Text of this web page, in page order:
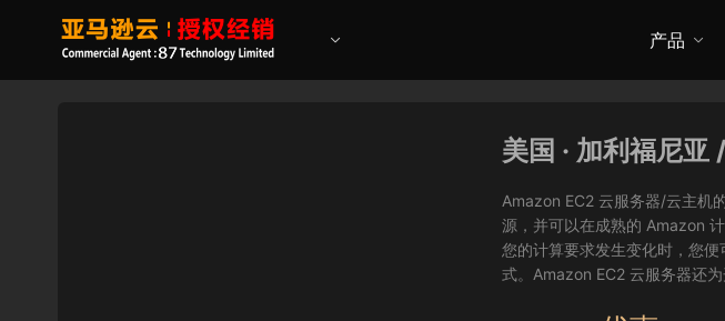
产品
美国 · 加利福尼
Amazon EC2 云服务器/云主机
源，并可以在成熟的 Amazon
您的计算要求发生变化时，您
式。Amazon EC2 云服务器还